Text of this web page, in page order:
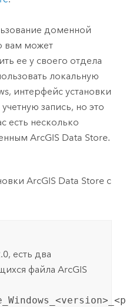
доменной
вам может
ее у своего отдела
локальную
, интерфейс установки
запись, но это
есть несколько
ArcGIS Data Store.
ArcGIS Data Storeс
есть два
файла ArcGIS